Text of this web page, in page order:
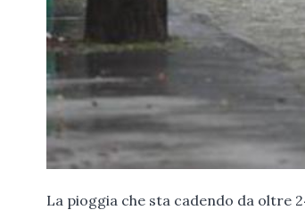
La pioggia che sta cadendo da oltre